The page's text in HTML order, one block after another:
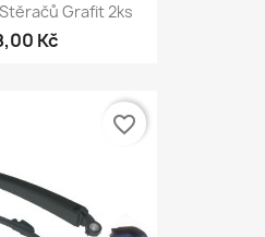
Grafit 2ks
Kč
favorite_border